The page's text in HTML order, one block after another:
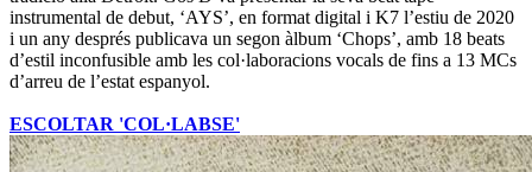
instrumental de debut, ‘AYS’, en format digital i K7 l’estiu de 2020
i un any després publicava un segon àlbum ‘Chops’, amb 18 beats
d’estil inconfusible amb les col·laboracions vocals de fins a 13 MCs
d’arreu de l’estat espanyol.
ESCOLTAR 'COL·LABSE'